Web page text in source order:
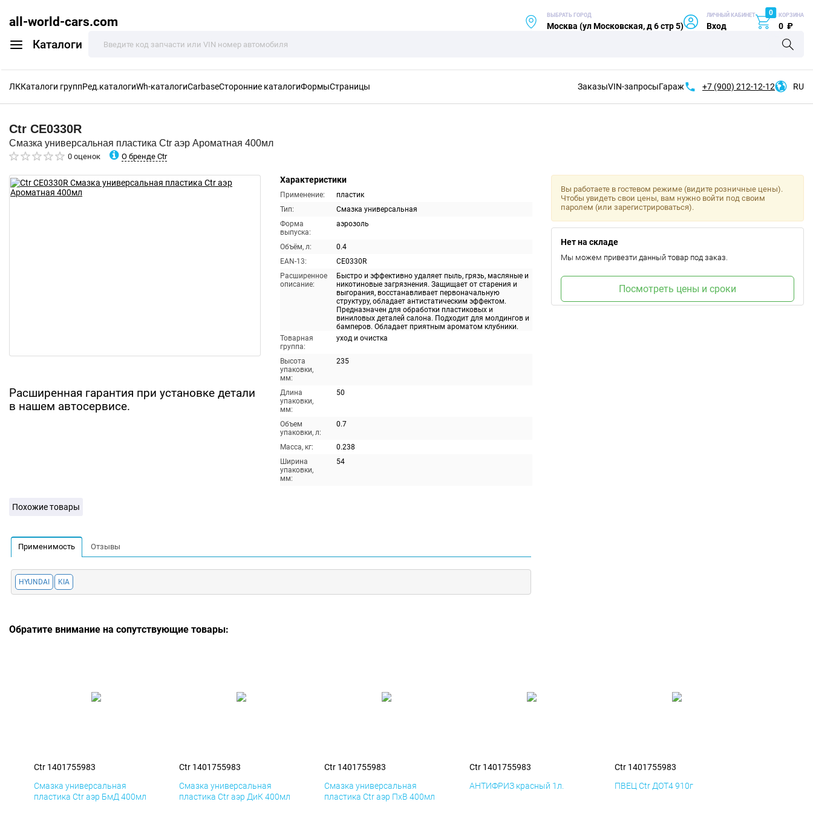
all-world-cars.com
Каталоги
ВЫБРАТЬ ГОРОД
Москва (ул Московская, д 6 стр 5)
ЛИЧНЫЙ КАБИНЕТ
Вход
0 КОРЗИНА
0 ₽
ЛККаталоги группРед.каталогиWh-каталогиCarbaseСторонние каталогиФормыСтраницы ЗаказыVIN-запросыГараж +7 (900) 212-12-12 RU
Ctr CE0330R
Смазка универсальная пластика Ctr аэр Ароматная 400мл
0 оценок О бренде Ctr
Расширенная гарантия при установке детали
в нашем автосервисе.
Характеристики
Применение:
пластик
Тип:
Смазка универсальная
Форма
выпуска:
аэрозоль
Объём, л:
0.4
EAN-13:
CE0330R
Расширенное
описание:
Быстро и эффективно удаляет пыль, грязь, масляные и
никотиновые загрязнения. Защищает от старения и
выгорания, восстанавливает первоначальную
структуру, обладает антистатическим эффектом.
Предназначен для обработки пластиковых и
виниловых деталей салона. Подходит для молдингов и
бамперов. Обладает приятным ароматом клубники.
Товарная
группа:
уход и очистка
Высота
упаковки,
мм:
235
Длина
упаковки,
мм:
50
Объем
упаковки, л:
0.7
Масса, кг:
0.238
Ширина
упаковки,
мм:
54
Вы работаете в гостевом режиме (видите розничные цены).
Чтобы увидеть свои цены, вам нужно войти под своим
паролем (или зарегистрироваться).
Нет на складе
Мы можем привезти данный товар под заказ.
Посмотреть цены и сроки
Похожие товары
Применимость Отзывы
HYUNDAI KIA
Обратите внимание на сопутствующие товары:
Ctr 1401755983
Смазка универсальная
пластика Ctr аэр БмД 400мл
Ctr 1401755983
Смазка универсальная
пластика Ctr аэр ДиК 400мл
Ctr 1401755983
Смазка универсальная
пластика Ctr аэр ПхВ 400мл
Ctr 1401755983
АНТИФРИЗ красный 1л.
Ctr 1401755983
ПВЕЦ Ctr ДОТ4 910г